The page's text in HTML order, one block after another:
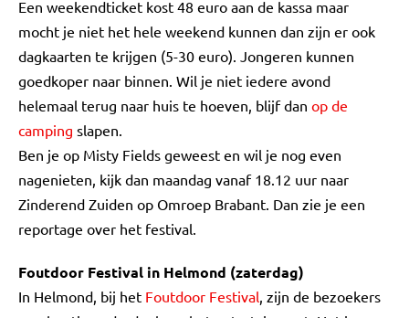
Een weekendticket kost 48 euro aan de kassa maar
mocht je niet het hele weekend kunnen dan zijn er ook
dagkaarten te krijgen (5-30 euro). Jongeren kunnen
goedkoper naar binnen. Wil je niet iedere avond
helemaal terug naar huis te hoeven, blijf dan op de
camping slapen.
Ben je op Misty Fields geweest en wil je nog even
nagenieten, kijk dan maandag vanaf 18.12 uur naar
Zinderend Zuiden op Omroep Brabant. Dan zie je een
reportage over het festival.
Foutdoor Festival in Helmond (zaterdag)
In Helmond, bij het Foutdoor Festival, zijn de bezoekers